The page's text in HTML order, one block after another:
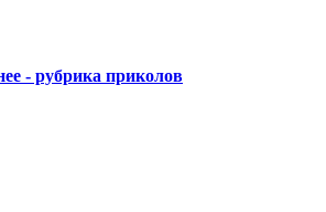
- рубрика приколов